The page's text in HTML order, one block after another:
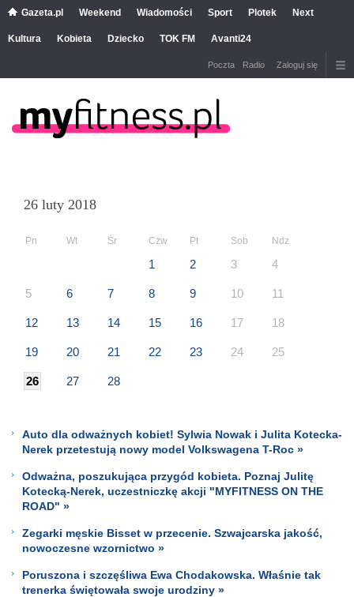
Gazeta.pl Weekend Wiadomości Sport Plotek Next
Kultura Kobieta Dziecko TOK FM Avanti24
Poczta Radio Zaloguj się
26 luty 2018
Pn Wt Śr Czw Pt Sob Ndz
1 2 3 4
5 6 7 8 9 10 11
12 13 14 15 16 17 18
19 20 21 22 23 24 25
26 27 28
Auto dla odważnych kobiet! Sylwia Nowak i Julita Kotecka-
Nerek przetestują nowy model Volkswagena T-Roc »
Odważna, poszukująca przygód kobieta. Poznaj Julitę
Kotecką-Nerek, uczestniczkę akcji "MYFITNESS ON THE
ROAD" »
Zegarki męskie Bisset w przecenie. Szwajcarska jakość,
nowoczesne wzornictwo »
Poruszona i szczęśliwa Ewa Chodakowska. Właśnie tak
trenerka świętowała swoje urodziny »